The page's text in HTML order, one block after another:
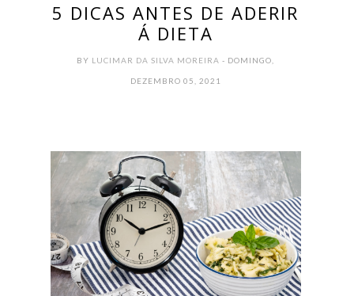
5 DICAS ANTES DE ADERIR
Á DIETA
BY LUCIMAR DA SILVA MOREIRA- DOMINGO,
DEZEMBRO 05, 2021